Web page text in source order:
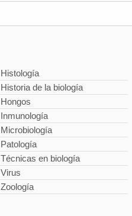
Histología
Historia de la biología
Hongos
Inmunología
Microbiología
Patología
Técnicas en biología
Virus
Zoología